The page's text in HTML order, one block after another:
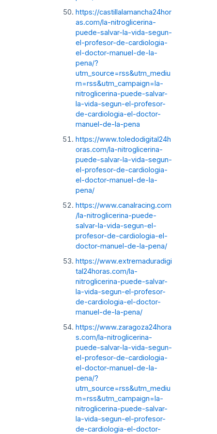
https://castillalamancha24hor
as.com/la-nitroglicerina-
puede-salvar-la-vida-segun-
el-profesor-de-cardiologia-
el-doctor-manuel-de-la-
pena/?
utm_source=rss&utm_mediu
m=rss&utm_campaign=la-
nitroglicerina-puede-salvar-
la-vida-segun-el-profesor-
de-cardiologia-el-doctor-
manuel-de-la-pena
https://www.toledodigital24h
oras.com/la-nitroglicerina-
puede-salvar-la-vida-segun-
el-profesor-de-cardiologia-
el-doctor-manuel-de-la-
pena/
https://www.canalracing.com
/la-nitroglicerina-puede-
salvar-la-vida-segun-el-
profesor-de-cardiologia-el-
doctor-manuel-de-la-pena/
https://www.extremaduradigi
tal24horas.com/la-
nitroglicerina-puede-salvar-
la-vida-segun-el-profesor-
de-cardiologia-el-doctor-
manuel-de-la-pena/
https://www.zaragoza24hora
s.com/la-nitroglicerina-
puede-salvar-la-vida-segun-
el-profesor-de-cardiologia-
el-doctor-manuel-de-la-
pena/?
utm_source=rss&utm_mediu
m=rss&utm_campaign=la-
nitroglicerina-puede-salvar-
la-vida-segun-el-profesor-
de-cardiologia-el-doctor-